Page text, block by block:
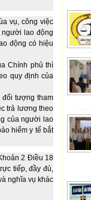
vụ, công việc
người lao động
động có hiệu
Chính phủ thì
quy định của
đối tượng tham
trả lương theo
của người lao
hiểm y tế bắt
2 Điều 18
tiếp, đầy đủ,
nghĩa vụ khác